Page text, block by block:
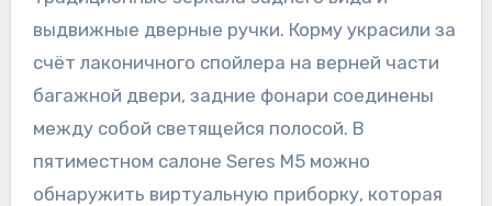
выдвижные дверные ручки. Корму украсили за
счёт лаконичного спойлера на верней части
багажной двери, задние фонари соединены
между собой светящейся полосой. В
пятиместном салоне Seres M5 можно
обнаружить виртуальную приборку, которая